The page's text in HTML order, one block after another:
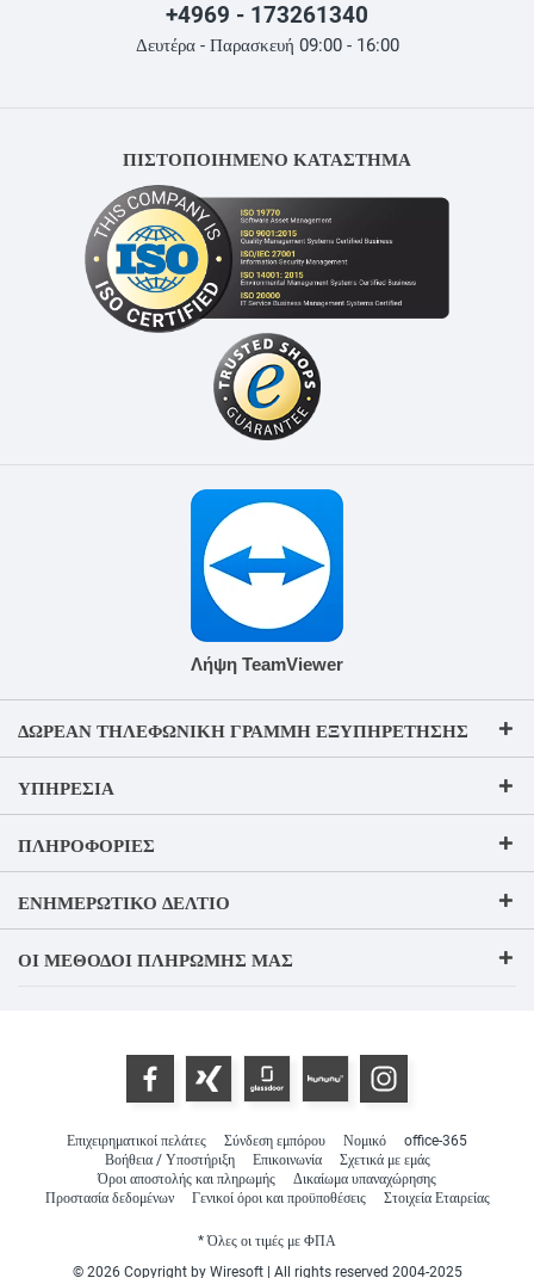
+4969 - 173261340
Δευτέρα - Παρασκευή 09:00 - 16:00
ΠΙΣΤΟΠΟΙΗΜΕΝΟ ΚΑΤΑΣΤΗΜΑ
Λήψη TeamViewer
ΔΩΡΕΆΝ ΤΗΛΕΦΩΝΙΚΉ ΓΡΑΜΜΉ ΕΞΥΠΗΡΈΤΗΣΗΣ
ΥΠΗΡΕΣΊΑ
ΠΛΗΡΟΦΟΡΊΕΣ
ΕΝΗΜΕΡΩΤΙΚΌ ΔΕΛΤΊΟ
ΟΙ ΜΈΘΟΔΟΙ ΠΛΗΡΩΜΉΣ ΜΑΣ
Επιχειρηματικοί πελάτες Σύνδεση εμπόρου Νομικό
office-365
Βοήθεια / Υποστήριξη
Επικοινωνία
Σχετικά με εμάς
Όροι αποστολής και πληρωμής
Δικαίωμα υπαναχώρησης
Προστασία δεδομένων
Γενικοί όροι και προϋποθέσεις Στοιχεία Εταιρείας
* Όλες οι τιμές με ΦΠΑ
© 2026 Copyright by Wiresoft | All rights reserved 2004-2025